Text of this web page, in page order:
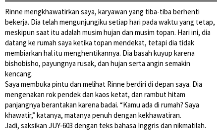
Rinne mengkhawatirkan saya, karyawan yang tiba-tiba berhenti
bekerja. Dia telah mengunjungiku setiap hari pada waktu yang tetap,
meskipun saat itu adalah musim hujan dan musim topan. Hari ini, dia
datang ke rumah saya ketika topan mendekat, tetapi dia tidak
membiarkan hal itu menghentikannya. Dia basah kuyup karena
bishobisho, payungnya rusak, dan hujan serta angin semakin
kencang.
Saya membuka pintu dan melihat Rinne berdiri di depan saya. Dia
mengenakan rok pendek dan kaos ketat, dan rambut hitam
panjangnya berantakan karena badai. “Kamu ada di rumah? Saya
khawatir,” katanya, matanya penuh dengan kekhawatiran.
Jadi, saksikan JUY-603 dengan teks bahasa Inggris dan nikmatilah.